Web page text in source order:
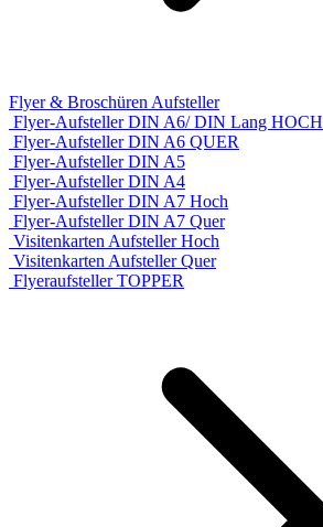
Flyer & Broschüren Aufsteller
Flyer-Aufsteller DIN A6/ DIN Lang HOCH
Flyer-Aufsteller DIN A6 QUER
Flyer-Aufsteller DIN A5
Flyer-Aufsteller DIN A4
Flyer-Aufsteller DIN A7 Hoch
Flyer-Aufsteller DIN A7 Quer
Visitenkarten Aufsteller Hoch
Visitenkarten Aufsteller Quer
Flyeraufsteller TOPPER